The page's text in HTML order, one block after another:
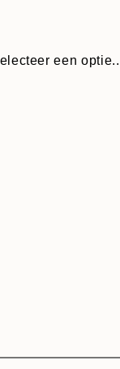
een